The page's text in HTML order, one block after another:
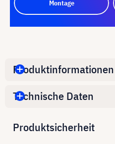
Montage
Produktinformationen
Technische Daten
Produktsicherheit